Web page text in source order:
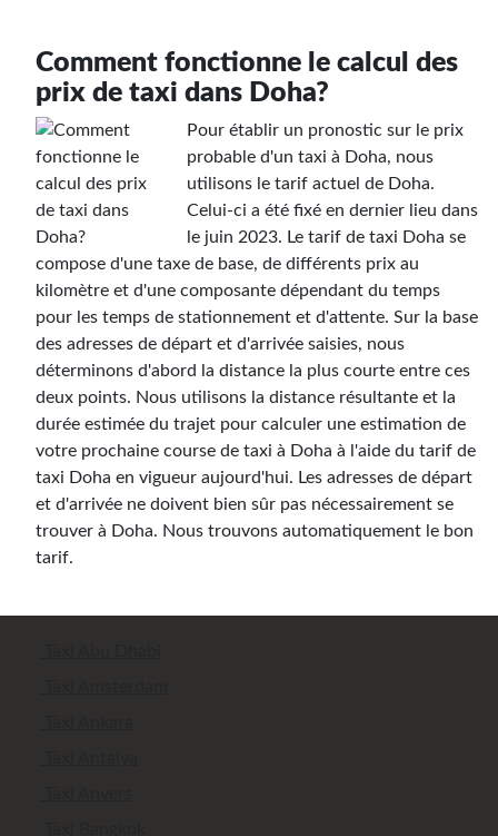
Comment fonctionne le calcul des
prix de taxi dans Doha?
Pour établir un pronostic sur le prix
probable d'un taxi à Doha, nous
utilisons le tarif actuel de Doha.
Celui-ci a été fixé en dernier lieu dans
le juin 2023. Le tarif de taxi Doha se
compose d'une taxe de base, de différents prix au
kilomètre et d'une composante dépendant du temps
pour les temps de stationnement et d'attente. Sur la base
des adresses de départ et d'arrivée saisies, nous
déterminons d'abord la distance la plus courte entre ces
deux points. Nous utilisons la distance résultante et la
durée estimée du trajet pour calculer une estimation de
votre prochaine course de taxi à Doha à l'aide du tarif de
taxi Doha en vigueur aujourd'hui. Les adresses de départ
et d'arrivée ne doivent bien sûr pas nécessairement se
trouver à Doha. Nous trouvons automatiquement le bon
tarif.